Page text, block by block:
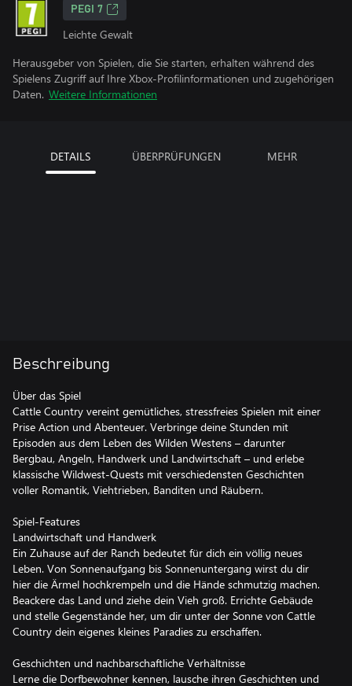
PEGI 7
Leichte Gewalt
Herausgeber von Spielen, die Sie starten, erhalten während des
Spielens Zugriff auf Ihre Xbox-Profilinformationen und zugehörigen
Daten. Weitere Informationen
DETAILS ÜBERPRÜFUNGEN MEHR
Beschreibung
Über das Spiel
Cattle Country vereint gemütliches, stressfreies Spielen mit einer
Prise Action und Abenteuer. Verbringe deine Stunden mit
Episoden aus dem Leben des Wilden Westens – darunter
Bergbau, Angeln, Handwerk und Landwirtschaft – und erlebe
klassische Wildwest-Quests mit verschiedensten Geschichten
voller Romantik, Viehtrieben, Banditen und Räubern.
Spiel-Features
Landwirtschaft und Handwerk
Ein Zuhause auf der Ranch bedeutet für dich ein völlig neues
Leben. Von Sonnenaufgang bis Sonnenuntergang wirst du dir
hier die Ärmel hochkrempeln und die Hände schmutzig machen.
Beackere das Land und ziehe dein Vieh groß. Errichte Gebäude
und stelle Gegenstände her, um dir unter der Sonne von Cattle
Country dein eigenes kleines Paradies zu erschaffen.
Geschichten und nachbarschaftliche Verhältnisse
Lerne die Dorfbewohner kennen, lausche ihren Geschichten und